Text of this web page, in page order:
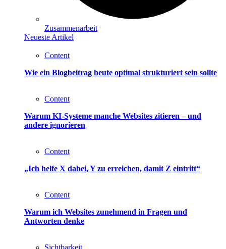
Zusammenarbeit
Neueste Artikel
Content
Wie ein Blogbeitrag heute optimal strukturiert sein sollte
Content
Warum KI-Systeme manche Websites zitieren – und
andere ignorieren
Content
„Ich helfe X dabei, Y zu erreichen, damit Z eintritt“
Content
Warum ich Websites zunehmend in Fragen und
Antworten denke
Sichtbarkeit